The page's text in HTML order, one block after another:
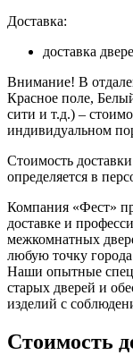
Доставка:
доставка
Внимание! В
Красное поле,
сити и т.д.) –
индивидуальном
Стоимость
определяется в
Компания «Фест»
доставке и
межкомнатных
любую точку
Наши опытные
старых дверей и
изделий с
Стоимость